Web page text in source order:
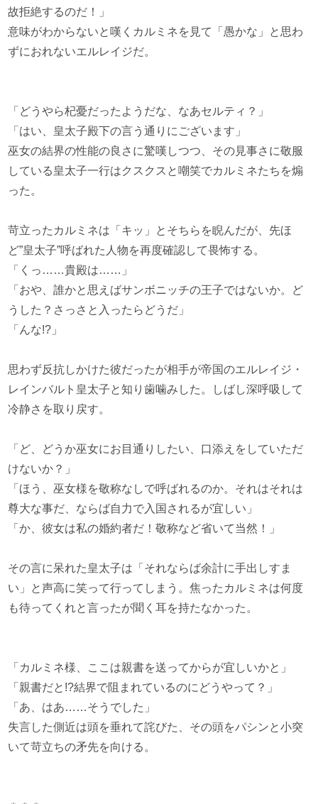
故拒絶するのだ！」
意味がわからないと嘆くカルミネを見て「愚かな」と思わ
ずにおれないエルレイジだ。
「どうやら杞憂だったようだな、なあセルティ？」
「はい、皇太子殿下の言う通りにございます」
巫女の結界の性能の良さに驚嘆しつつ、その見事さに敬服
している皇太子一行はクスクスと嘲笑でカルミネたちを煽
った。
苛立ったカルミネは「キッ」とそちらを睨んだが、先ほ
ど”皇太子”呼ばれた人物を再度確認して畏怖する。
「くっ……貴殿は……」
「おや、誰かと思えばサンボニッチの王子ではないか。ど
うした？さっさと入ったらどうだ」
「んな!?」
思わず反抗しかけた彼だったが相手が帝国のエルレイジ・
レインバルト皇太子と知り歯噛みした。しばし深呼吸して
冷静さを取り戻す。
「ど、どうか巫女にお目通りしたい、口添えをしていただ
けないか？」
「ほう、巫女様を敬称なしで呼ばれるのか。それはそれは
尊大な事だ、ならば自力で入国されるが宜しい」
「か、彼女は私の婚約者だ！敬称など省いて当然！」
その言に呆れた皇太子は「それならば余計に手出しすま
い」と声高に笑って行ってしまう。焦ったカルミネは何度
も待ってくれと言ったが聞く耳を持たなかった。
「カルミネ様、ここは親書を送ってからが宜しいかと」
「親書だと!?結界で阻まれているのにどうやって？」
「あ、はあ……そうでした」
失言した側近は頭を垂れて詫びた、その頭をパシンと小突
いて苛立ちの矛先を向ける。